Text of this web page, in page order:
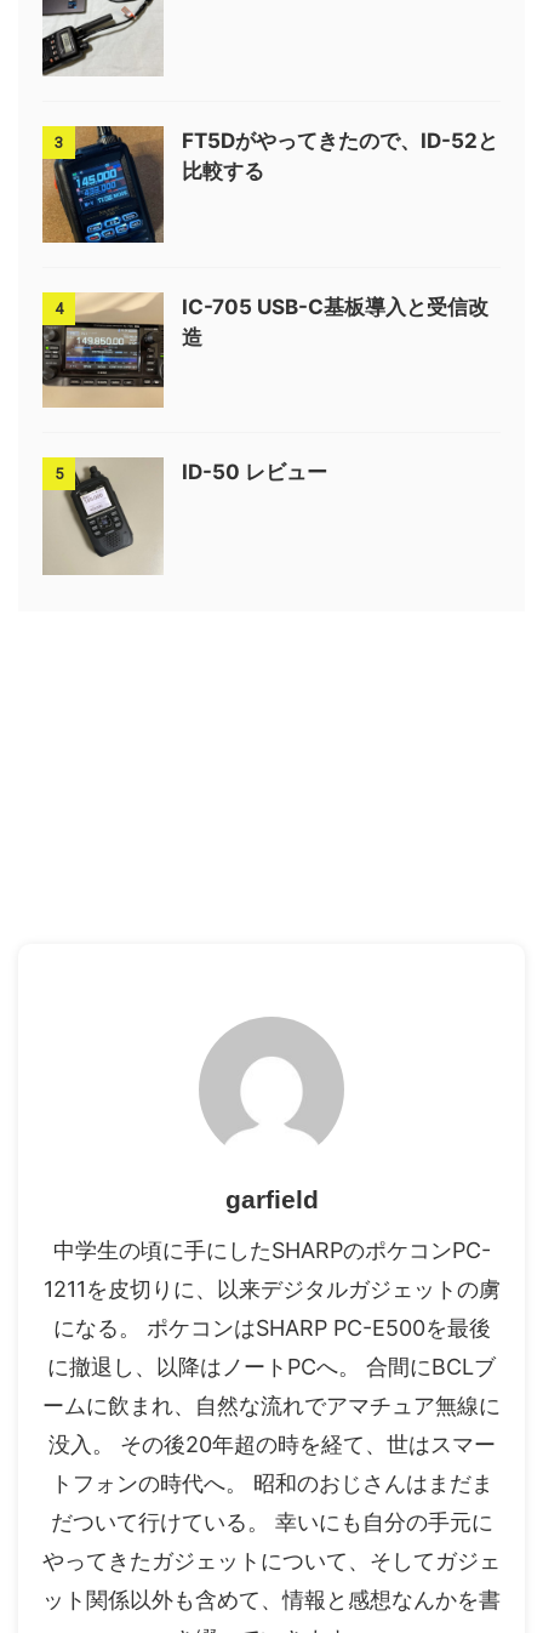
3
FT5Dがやってきたので、ID-52と
比較する
4
IC-705 USB-C基板導入と受信改
造
5 ID-50 レビュー
garfield
中学生の頃に手にしたSHARPのポケコンPC-
1211を皮切りに、以来デジタルガジェットの虜
になる。 ポケコンはSHARP PC-E500を最後
に撤退し、以降はノートPCへ。 合間にBCLブ
ームに飲まれ、自然な流れでアマチュア無線に
没入。 その後20年超の時を経て、世はスマー
トフォンの時代へ。 昭和のおじさんはまだま
だついて行けている。 幸いにも自分の手元に
やってきたガジェットについて、そしてガジェ
ット関係以外も含めて、情報と感想なんかを書